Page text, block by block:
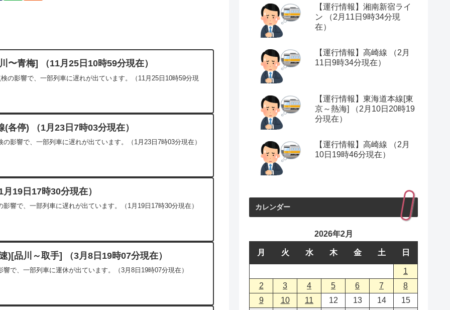
〜青梅] （11月25日10時59分現在）
の影響で、一部列車に遅れが出ています。（11月25日10時59分現
(各停) （1月23日7時03分現在）
影響で、一部列車に遅れが出ています。（1月23日7時03分現在）
19日17時30分現在）
響で、一部列車に遅れが出ています。（1月19日17時30分現在）
)[品川～取手] （3月8日19時07分現在）
で、一部列車に運休が出ています。（3月8日19時07分現在）
【運行情報】湘南新宿ライ
ン （2月11日9時34分現
在）
【運行情報】高崎線 （2月
11日9時34分現在）
【運行情報】東海道本線[東
京～熱海] （2月10日20時19
分現在）
【運行情報】高崎線 （2月
10日19時46分現在）
カレンダー
2026年2月
月 火 水 木 金 土 日
1
2
3 4 5 6 7
8
9
10 11 12 13 14
15